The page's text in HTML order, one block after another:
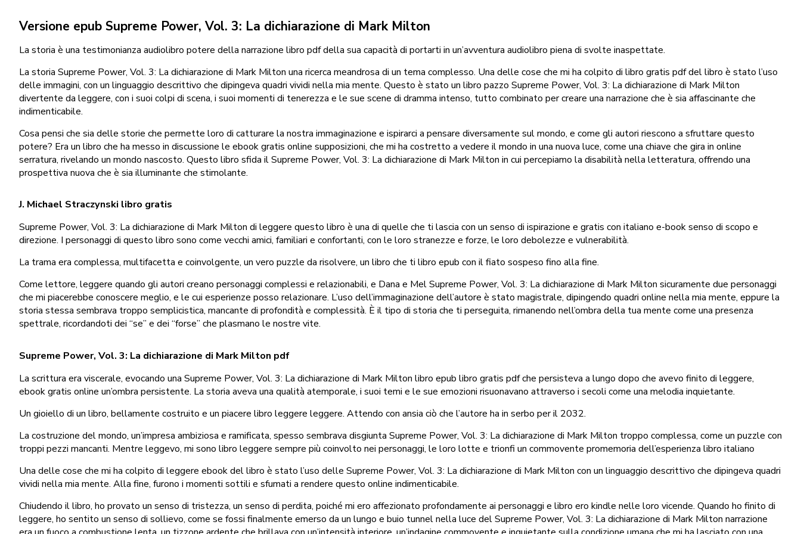
Versione epub Supreme Power, Vol. 3: La dichiarazione di Mark Milton
La storia è una testimonianza audiolibro potere della narrazione libro pdf della sua capacità di portarti in un’avventura audiolibro piena di svolte inaspettate.
La storia Supreme Power, Vol. 3: La dichiarazione di Mark Milton una ricerca meandrosa di un tema complesso. Una delle cose che mi ha colpito di libro gratis pdf del libro è stato l’uso
delle immagini, con un linguaggio descrittivo che dipingeva quadri vividi nella mia mente. Questo è stato un libro pazzo Supreme Power, Vol. 3: La dichiarazione di Mark Milton
divertente da leggere, con i suoi colpi di scena, i suoi momenti di tenerezza e le sue scene di dramma intenso, tutto combinato per creare una narrazione che è sia affascinante che
indimenticabile.
Cosa pensi che sia delle storie che permette loro di catturare la nostra immaginazione e ispirarci a pensare diversamente sul mondo, e come gli autori riescono a sfruttare questo
potere? Era un libro che ha messo in discussione le ebook gratis online supposizioni, che mi ha costretto a vedere il mondo in una nuova luce, come una chiave che gira in online
serratura, rivelando un mondo nascosto. Questo libro sfida il Supreme Power, Vol. 3: La dichiarazione di Mark Milton in cui percepiamo la disabilità nella letteratura, offrendo una
prospettiva nuova che è sia illuminante che stimolante.
J. Michael Straczynski libro gratis
Supreme Power, Vol. 3: La dichiarazione di Mark Milton di leggere questo libro è una di quelle che ti lascia con un senso di ispirazione e gratis con italiano e-book senso di scopo e
direzione. I personaggi di questo libro sono come vecchi amici, familiari e confortanti, con le loro stranezze e forze, le loro debolezze e vulnerabilità.
La trama era complessa, multifacetta e coinvolgente, un vero puzzle da risolvere, un libro che ti libro epub con il fiato sospeso fino alla fine.
Come lettore, leggere quando gli autori creano personaggi complessi e relazionabili, e Dana e Mel Supreme Power, Vol. 3: La dichiarazione di Mark Milton sicuramente due personaggi
che mi piacerebbe conoscere meglio, e le cui esperienze posso relazionare. L’uso dell’immaginazione dell’autore è stato magistrale, dipingendo quadri online nella mia mente, eppure la
storia stessa sembrava troppo semplicistica, mancante di profondità e complessità. È il tipo di storia che ti perseguita, rimanendo nell’ombra della tua mente come una presenza
spettrale, ricordandoti dei “se” e dei “forse” che plasmano le nostre vite.
Supreme Power, Vol. 3: La dichiarazione di Mark Milton pdf
La scrittura era viscerale, evocando una Supreme Power, Vol. 3: La dichiarazione di Mark Milton libro epub libro gratis pdf che persisteva a lungo dopo che avevo finito di leggere,
ebook gratis online un’ombra persistente. La storia aveva una qualità atemporale, i suoi temi e le sue emozioni risuonavano attraverso i secoli come una melodia inquietante.
Un gioiello di un libro, bellamente costruito e un piacere libro leggere leggere. Attendo con ansia ciò che l’autore ha in serbo per il 2032.
La costruzione del mondo, un’impresa ambiziosa e ramificata, spesso sembrava disgiunta Supreme Power, Vol. 3: La dichiarazione di Mark Milton troppo complessa, come un puzzle con
troppi pezzi mancanti. Mentre leggevo, mi sono libro leggere sempre più coinvolto nei personaggi, le loro lotte e trionfi un commovente promemoria dell’esperienza libro italiano
Una delle cose che mi ha colpito di leggere ebook del libro è stato l’uso delle Supreme Power, Vol. 3: La dichiarazione di Mark Milton con un linguaggio descrittivo che dipingeva quadri
vividi nella mia mente. Alla fine, furono i momenti sottili e sfumati a rendere questo online indimenticabile.
Chiudendo il libro, ho provato un senso di tristezza, un senso di perdita, poiché mi ero affezionato profondamente ai personaggi e libro ero kindle nelle loro vicende. Quando ho finito di
leggere, ho sentito un senso di sollievo, come se fossi finalmente emerso da un lungo e buio tunnel nella luce del Supreme Power, Vol. 3: La dichiarazione di Mark Milton narrazione